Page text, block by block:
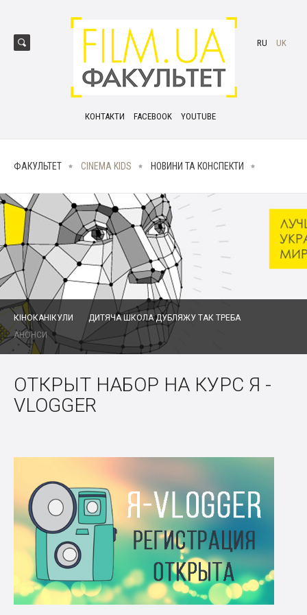
КОНТАКТИ FACEBOOK YOUTUBE
RU UK
ФАКУЛЬТЕТ CINEMA KIDS НОВИНИ ТА КОНСПЕКТИ
КІНОКАНІКУЛИ
ДИТЯЧА ШКОЛА ДУБЛЯЖУ ТАК ТРЕБА
АНОНСИ
ОТКРЫТ НАБОР НА КУРС Я -
VLOGGER